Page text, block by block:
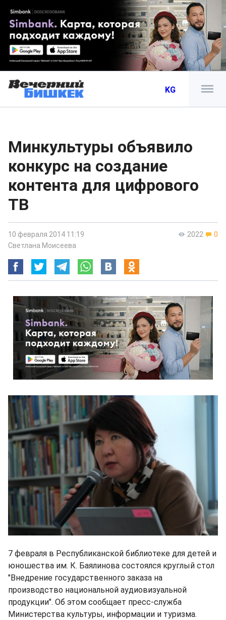
KG
Минкультуры объявило
конкурс на создание
контента для цифрового
ТВ
2022 0
10 февраля 2014 11:19
Светлана Моисеева
7 февраля в Республиканской библиотеке для детей и
юношества им. К. Баялинова состоялся круглый стол
"Внедрение государственного заказа на
производство национальной аудиовизуальной
продукции". Об этом сообщает пресс-служба
Министерства культуры, информации и туризма.